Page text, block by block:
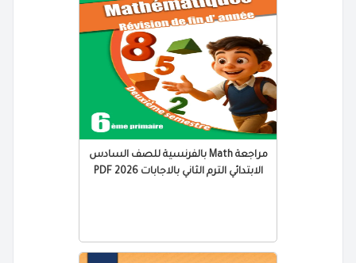
مراجعة Math بالفرنسية للصف السادس
الابتدائي الترم الثاني بالاجابات 2026 PDF